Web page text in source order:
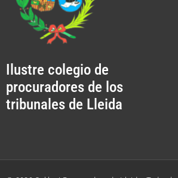
Ilustre colegio de
procuradores de los
tribunales de Lleida